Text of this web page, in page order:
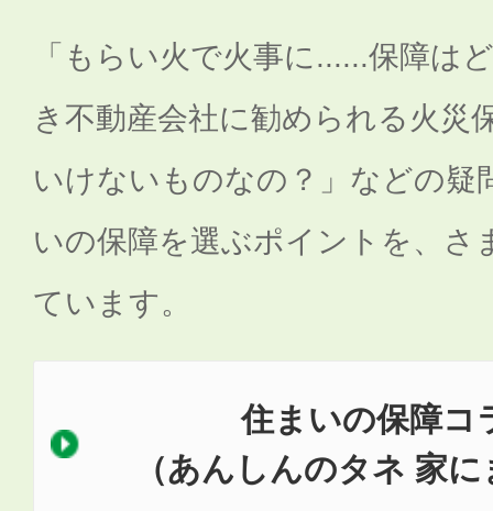
「もらい火で火事に......保障は
き不動産会社に勧められる火災
いけないものなの？」などの疑
いの保障を選ぶポイントを、さ
ています。
住まいの保障コ
（あんしんのタネ 家